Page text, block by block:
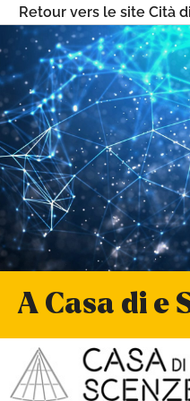
Retour vers le site Cità
A Casa di e